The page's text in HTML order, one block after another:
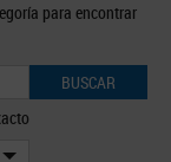
para encontrar
BUSCAR